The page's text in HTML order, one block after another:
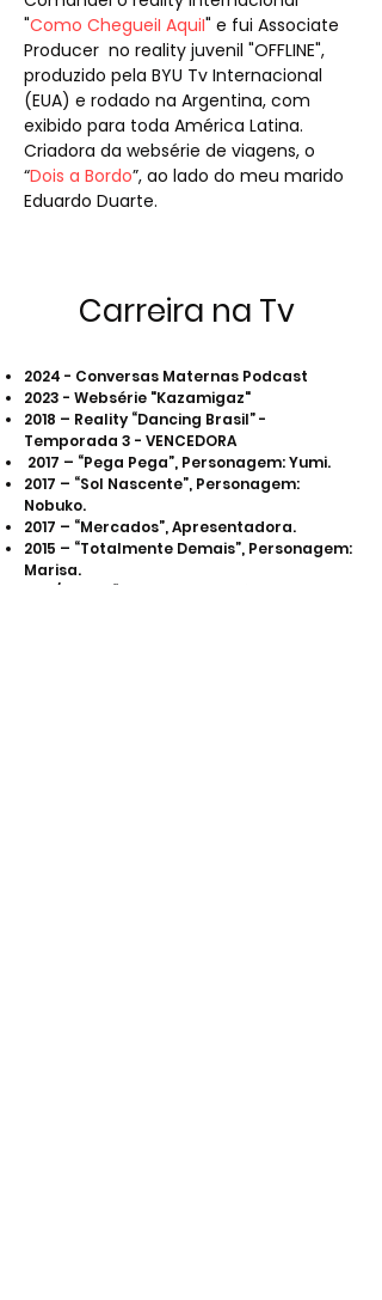
"Como ChegueiI AquiI" e fui Associate
Producer no reality juvenil "OFFLINE",
produzido pela BYU Tv Internacional
(EUA) e rodado na Argentina, com
exibido para toda América Latina.
Criadora da websérie de viagens, o
“Dois a Bordo”, ao lado do meu marido
Eduardo Duarte.
Carreira na Tv
2024 - Conversas Maternas Podcast
2023 - Websérie "Kazamigaz"
2018 – Reality “Dancing Brasil” -
Temporada 3 - VENCEDORA
2017 – “Pega Pega”, Personagem: Yumi.
2017 – “Sol Nascente”, Personagem:
Nobuko.
2017 – “Mercados”, Apresentadora.
2015 – “Totalmente Demais”, Personagem:
Marisa.
2012/2014 – “Mais Você”, Repórter.